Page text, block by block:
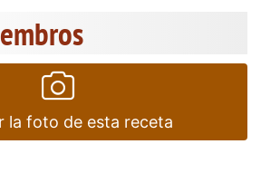
la foto de esta receta